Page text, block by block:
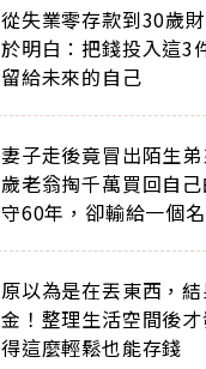
從失業零存款到30歲
於明白：把錢投入這3
留給未來的自己
妻子走後竟冒出陌生
歲老翁掏千萬買回自
守60年，卻輸給一個
原以為是在丟東西，
金！整理生活空間後
得這麼輕鬆也能存錢